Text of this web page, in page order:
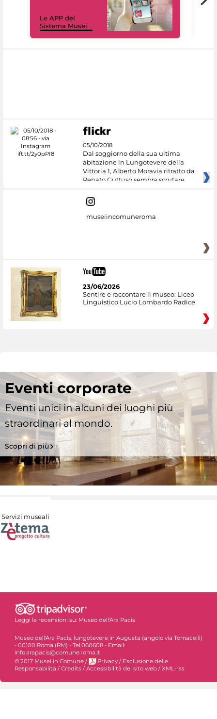
Le APP del
Sistema Musei
05/10/2018
Dal soggiorno della sua ultima
abitazione in Lungotevere della
Vittoria 1, Alberto Moravia ritratto da
Renato Guttuso sembra scrutare
museiincomuneroma
23/06/2026
Sentire e raccontare il museo: Liceo
Linguistico Lucio Lombardo Radice
Eventi corporate
Eventi unici in alcuni dei luoghi più
straordinari al mondo.
Scopri di più
Servizi museali
Leggi le recensioni su: Museo dell'Ara Pacis
Museo dell'Ara Pacis, lungotevere in Augusta (angolo via Tomacelli)
- 00100 Roma (RM) - Tel.060608 - Email:
info.arapacis@comune.roma.it
© 2017 Musei in Comune / Privacy / Esclusione delle
Responsabilità / Credits / Accessibilità del sito web / XML-rss